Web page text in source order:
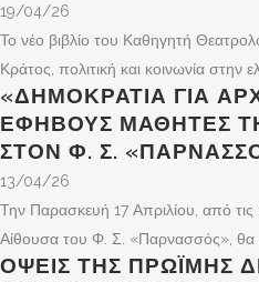
19/04/26
Το νέο βιβλίο του Καθηγητή
Κράτος, πολιτική και κοινωνία στην
«ΔΗΜΟΚΡΑΤΊΑ ΓΙΑ
ΈΦΗΒΟΥΣ ΜΑΘΗΤΈΣ
ΣΤΟΝ Φ. Σ.
13/04/26
Την Παρασκευή 17 Απριλίου, από
Αίθουσα του Φ. Σ. «Παρνασσός», θα
ΌΨΕΙΣ ΤΗΣ ΠΡΏΙΜΗΣ